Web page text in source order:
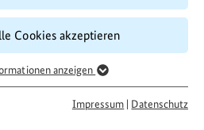
Cookies akzeptieren
anzeigen
Impressum | Datenschutz